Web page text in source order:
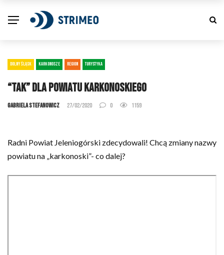
DOLNY ŚLĄSK KARKONOSZE REGION TURYSTYKA
“TAK” dla powiatu karkonoskiego
Gabriela Stefanowicz 27/02/2020 0 1159
Radni Powiat Jeleniogórski zdecydowali! Chcą zmiany nazwy
powiatu na „karkonoski”- co dalej?